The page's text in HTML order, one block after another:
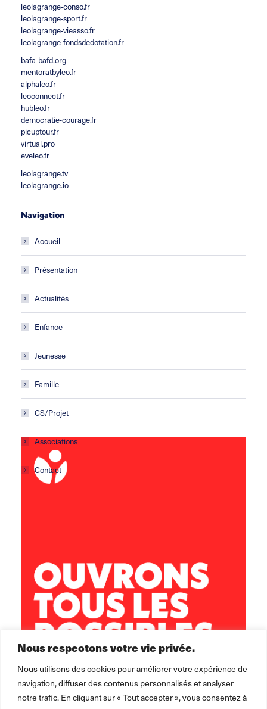
Nous respectons votre vie privée.
Nous utilisons des cookies pour améliorer votre expérience de
navigation, diffuser des contenus personnalisés et analyser
notre trafic. En cliquant sur « Tout accepter », vous consentez à
leolagrange-conso.fr
leolagrange-sport.fr
leolagrange-vieasso.fr
leolagrange-fondsdedotation.fr
bafa-bafd.org
mentoratbyleo.fr
alphaleo.fr
leoconnect.fr
hubleo.fr
democratie-courage.fr
picuptour.fr
virtual.pro
eveleo.fr
leolagrange.tv
leolagrange.io
Navigation
Accueil
Présentation
Actualités
Enfance
Jeunesse
Famille
CS/Projet
Associations
Contact
brest.horizons@leolagrange.org